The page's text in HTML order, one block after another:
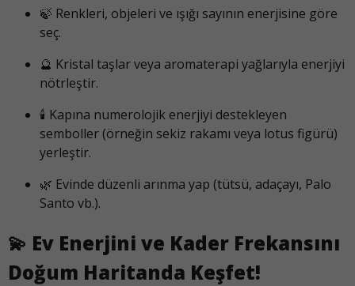
🍃 Renkleri, objeleri ve ışığı sayının enerjisine göre
seç.
🔮 Kristal taşlar veya aromaterapi yağlarıyla enerjiyi
nötrleştir.
🕯️ Kapına numerolojik enerjiyi destekleyen
semboller (örneğin sekiz rakamı veya lotus figürü)
yerleştir.
🌿 Evinde düzenli arınma yap (tütsü, adaçayı, Palo
Santo vb.).
💫 Ev Enerjini ve Kader Frekansını
Doğum Haritanda Keşfet!